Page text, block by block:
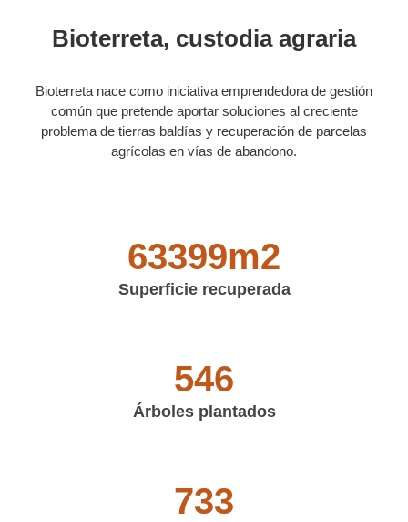
Bioterreta, custodia agraria
Bioterreta nace como iniciativa emprendedora de gestión
común que pretende aportar soluciones al creciente
problema de tierras baldías y recuperación de parcelas
agrícolas en vías de abandono.
66623m2
Superficie recuperada
574
Árboles plantados
771